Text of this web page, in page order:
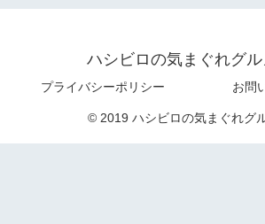
ハシビロの気まぐれグ
プライバシーポリシー お問
© 2019 ハシビロの気まぐれグ